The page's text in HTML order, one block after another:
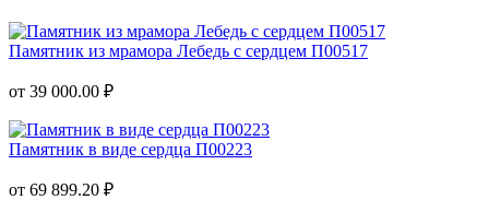
Памятник из мрамора Лебедь с сердцем П00517
от 39 000.00 ₽
Памятник в виде сердца П00223
от 69 899.20 ₽